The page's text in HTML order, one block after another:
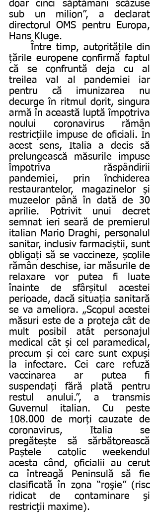
doar cinci săptămâni scăzuse
sub un milion”, a declarat
directorul OMS pentru Europa,
Hans Kluge.
țările europene confirmă faptul
că se confruntă deja cu al
treilea val al pandemiei iar
pentru că imunizarea nu
decurge în ritmul dorit, singura
armă în această luptă împotriva
noului coronavirus rămân
restricțiile impuse de oficiali. În
acest sens, Italia a decis să
prelungească măsurile impuse
împotriva răspândirii
pandemiei, prin închiderea
restaurantelor, magazinelor și
muzeelor până în dată de 30
aprilie. Potrivit unui decret
semnat ieri seară de premierul
italian Mario Draghi, personalul
sanitar, inclusiv farmaciștii, sunt
obligați să se vaccineze, școlile
rămân deschise, iar măsurile de
relaxare vor putea fi luate
înainte de sfârșitul acestei
perioade, dacă situația sanitară
se va ameliora. „Scopul acestei
măsuri este de a proteja cât de
mult posibil atât personajul
medical cât și cel paramedical,
precum și cei care sunt expuși
la infectare. Cei care refuză
vaccinarea ar putea fi
suspendați fără plată pentru
restul anului.”, a transmis
Guvernul italian. Cu peste
108.000 de morți cauzate de
coronavirus, Italia se
pregătește să sărbătorească
Paștele catolic weekendul
acesta când, oficialii au cerut
ca întreagă Peninsulă să fie
clasificată în zona “roşie” (risc
ridicat de contaminare şi
restricţii maxime).